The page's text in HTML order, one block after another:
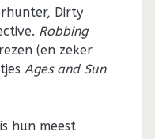
Dirty
Robbing
(en zeker
Ages and Sun
hun meest